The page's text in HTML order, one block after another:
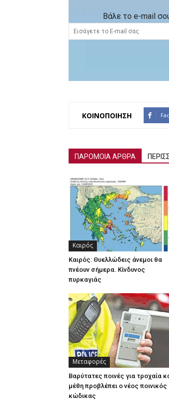
Βάλε το e-mail
ΚΟΙΝΟΠΟΙΗΣΗ
ΠΑΡΟΜΟΙΑ ΑΡΘΡΑ
Καιρός
Καιρός: Θυελλώδεις άνεμοι θα
πνέουν σήμερα. Κίνδυνος
πυρκαγιάς
Μεταφορές
Βαρύτατες ποινές για τροχαία
μέθη προβλέπει ο νέος ποινικός
κώδικας